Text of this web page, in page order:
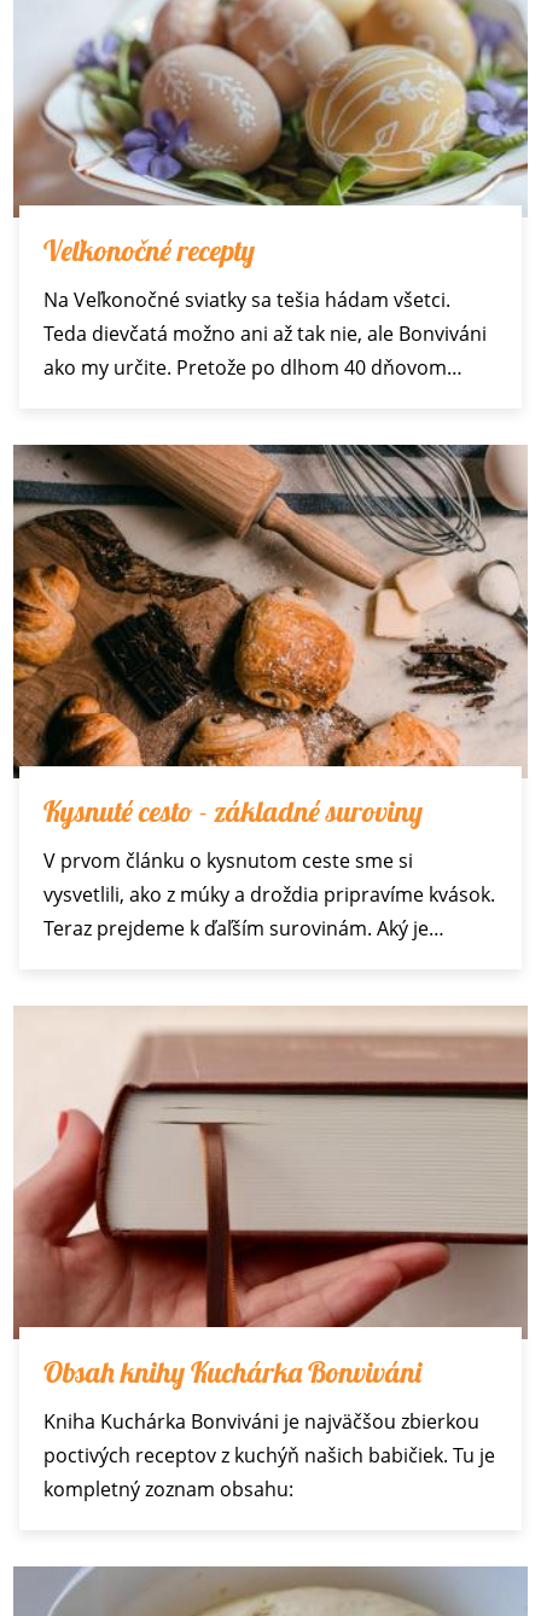
Veľkonočné recepty
Na Veľkonočné sviatky sa tešia hádam všetci.
Teda dievčatá možno ani až tak nie, ale Bonviváni
ako my určite. Pretože po dlhom 40 dňovom…
Kysnuté cesto - základné suroviny
V prvom článku o kysnutom ceste sme si
vysvetlili, ako z múky a droždia pripravíme kvások.
Teraz prejdeme k ďaľším surovinám. Aký je…
Obsah knihy Kuchárka Bonviváni
Kniha Kuchárka Bonviváni je najväčšou zbierkou
poctivých receptov z kuchýň našich babičiek. Tu je
kompletný zoznam obsahu: